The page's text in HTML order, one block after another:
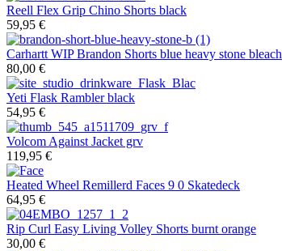
Reell Flex Grip Chino Shorts black
59,95 €
Carhartt WIPBrandon Shorts blue heavy stone bleach
80,00 €
Yeti Flask Rambler black
54,95 €
Volcom Against Jacket grv
119,95 €
Heated Wheel Remillerd Faces 9 0 Skatedeck
64,95 €
Rip Curl Easy Living Volley Shorts burnt orange
30,00 €